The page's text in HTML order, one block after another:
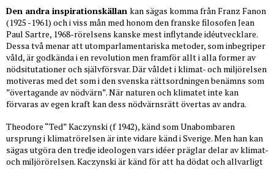
Den andra inspirationskällan kan sägas komma från Franz Fanon
(1925 -1961) och i viss mån med honom den franske filosofen Jean
Paul Sartre, 1968-rörelsens kanske mest inflytande idéutvecklare.
Dessa två menar att utomparlamentariska metoder, som inbegriper
våld, är godkända i en revolution men framför allt i alla former av
nödsitutationer och självförsvar. Där våldet i klimat- och miljörelsen
motiveras med det som i den svenska rättsordningen benämns som
”övertagande av nödvärn”. När naturen och klimatet inte kan
förvaras av egen kraft kan dess nödvärnsrätt övertas av andra.
Theodore “Ted” Kaczynski (f 1942), känd som Unabombaren
ursprung i klimatrörelsen är inte vidare känd i Sverige. Men han kan
sägas utgöra den tredje ideologen vars idéer präglar delar av klimat-
och miljörörelsen. Kaczynski är känd för att ha dödat och allvarligt